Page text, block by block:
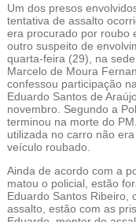
Um dos presos
tentativa de assalto
era procurado por roubo
outro suspeito de
quarta-feira (29), na
Marcelo de Moura
confessou participação
Eduardo Santos de
novembro. Segundo a
terminou na morte do
utilizada no carro não
veículo roubado.
Ainda de acordo com a
matou o policial, estão
Eduardo Santos Ribeiro,
assalto, estão com as